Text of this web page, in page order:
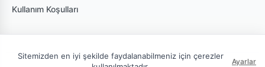
Kullanım Koşulları
Sitemizden en iyi şekilde faydalanabilmeniz için çerezler
Ayarlar